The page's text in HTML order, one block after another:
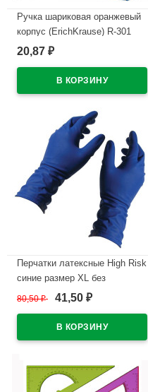
Ручка шариковая оранжевый
корпус (ErichKrause) R-301
Охра (Orange) синий, 0,7мм
20,87 ₽
Перчатки латексные High Risk
синие размер XL без
индивидуальной упаковки
80,50₽ 41,50 ₽